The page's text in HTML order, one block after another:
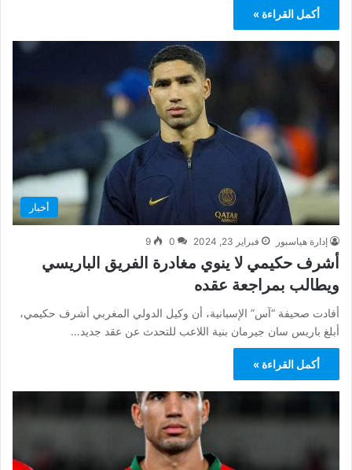
أكمل القراءة »
أخبار
إدارة هياسبور فبراير 23, 2024 0
9
أشرف حكيمي لا ينوي مغادرة الفريق الباريسي
ويطالب بمراجعة عقده
أفادت صحيفة “آس” الإسبانية، أن وكيل الدولي المغربي أشرف حكيمي،
أبلغ باريس سان جيرمان بنية اللاعب للتحدث عن عقد جديد…
أكمل القراءة »